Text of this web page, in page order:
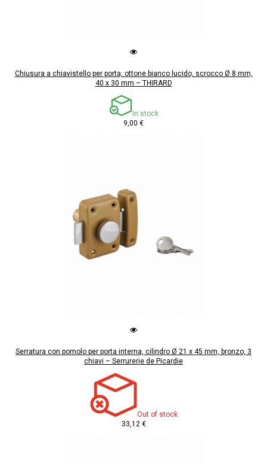
Chiusura a chiavistello per porta, ottone bianco lucido, scrocco Ø 8 mm,
40 x 30 mm – THIRARD
In stock
9,00 €
Serratura con pomolo per porta interna, cilindro Ø 21 x 45 mm, bronzo, 3
chiavi – Serrurerie de Picardie
Out of stock
33,12 €